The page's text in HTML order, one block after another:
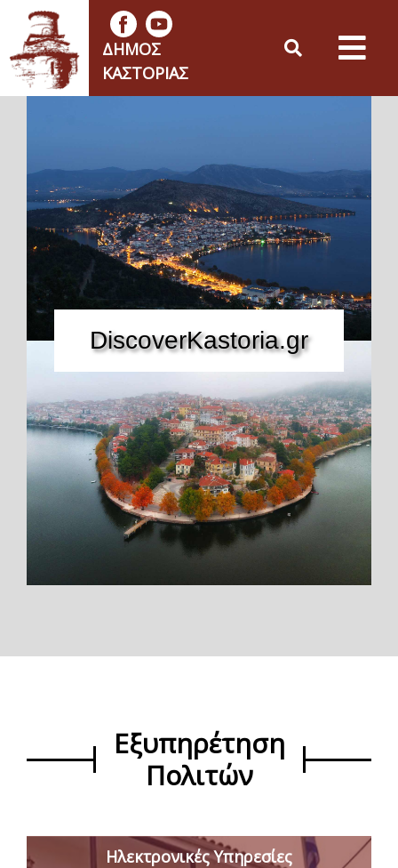
ΔΉΜΟΣ
ΚΑΣΤΟΡΙΆΣ
DiscoverKastoria.gr
Εξυπηρέτηση
Πολιτών
Ηλεκτρονικές Υπηρεσίες